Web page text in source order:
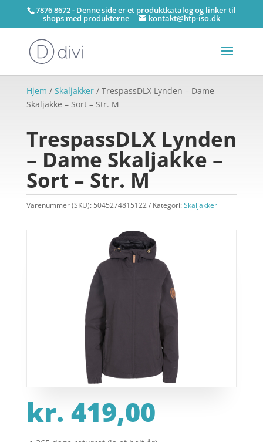
7876 8672 - Denne side er et produktkatalog og linker til
shops med produkterne kontakt@htp-iso.dk
Hjem / Skaljakker/ TrespassDLX Lynden – Dame
Skaljakke – Sort – Str. M
TrespassDLX Lynden
– Dame Skaljakke –
Sort – Str. M
Varenummer (SKU): 5045274815122 Kategori:Skaljakker
kr. 419,00